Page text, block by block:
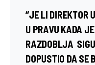
“JE LI DIREKTOR
U PRAVU KADA
RAZDOBLJA
DOPUSTIO DA SE